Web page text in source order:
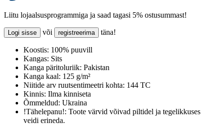
Liitu lojaalsusprogrammiga ja saad tagasi 5% ostusummast!
Logi sisse või registreerima täna!
Koostis: 100% puuvill
Kangas: Sits
Kanga päritoluriik: Pakistan
Kanga kaal: 125 g/m²
Niitide arv ruutsentimeetri kohta: 144 TC
Kinnis: Ilma kinniseta
Õmmeldud: Ukraina
!Tähelepanu!: Toote värvid võivad piltidel ja tegelikkuses
veidi erineda.